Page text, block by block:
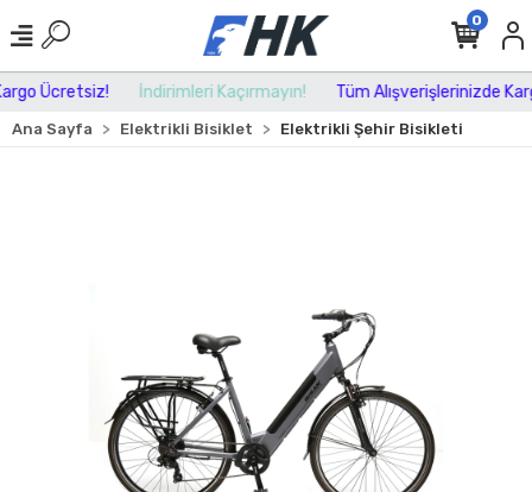
Ücretsiz! İndirimleri Kaçırmayın! Tüm Alışverişlerinizde
0
Ana Sayfa Elektrikli Bisiklet Elektrikli Şehir Bisikleti